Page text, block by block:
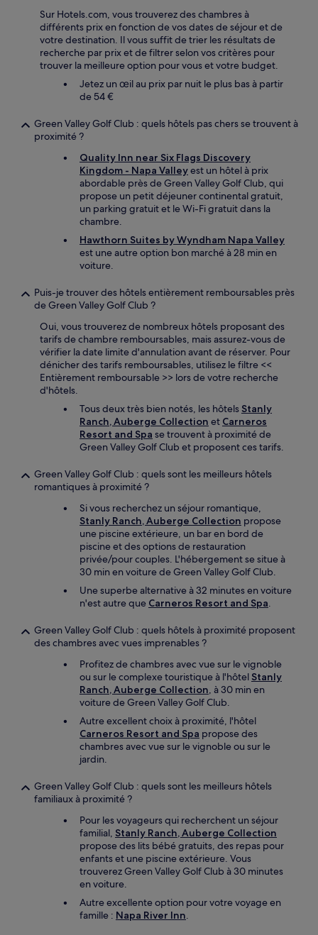
Sur Hotels.com, vous trouverez des chambres à
différents prix en fonction de vos dates de séjour et de
votre destination. Il vous suffit de trier les résultats de
recherche par prix et de filtrer selon vos critères pour
trouver la meilleure option pour vous et votre budget.
Jetez un œil au prix par nuit le plus bas à partir
de 54 €
Green Valley Golf Club : quels hôtels pas chers se trouvent à
proximité ?
Quality Inn near Six Flags Discovery
Kingdom - Napa Valleyest un hôtel à prix
abordable près de Green Valley Golf Club, qui
propose un petit déjeuner continental gratuit,
un parking gratuit et le Wi-Fi gratuit dans la
chambre.
Hawthorn Suites by Wyndham Napa Valley
est une autre option bon marché à 28 min en
voiture.
Puis-je trouver des hôtels entièrement remboursables près
de Green Valley Golf Club ?
Oui, vous trouverez de nombreux hôtels proposant des
tarifs de chambre remboursables, mais assurez-vous de
vérifier la date limite d'annulation avant de réserver. Pour
dénicher des tarifs remboursables, utilisez le filtre <<
Entièrement remboursable >> lors de votre recherche
d'hôtels.
Tous deux très bien notés, les hôtels Stanly
Ranch, Auberge Collection et Carneros
Resort and Spa se trouvent à proximité de
Green Valley Golf Club et proposent ces tarifs.
Green Valley Golf Club : quels sont les meilleurs hôtels
romantiques à proximité ?
Si vous recherchez un séjour romantique,
Stanly Ranch, Auberge Collection propose
une piscine extérieure, un bar en bord de
piscine et des options de restauration
privée/pour couples. L'hébergement se situe à
30 min en voiture de Green Valley Golf Club.
Une superbe alternative à 32 minutes en voiture
n'est autre que Carneros Resort and Spa.
Green Valley Golf Club : quels hôtels à proximité proposent
des chambres avec vues imprenables ?
Profitez de chambres avec vue sur le vignoble
ou sur le complexe touristique à l'hôtel Stanly
Ranch, Auberge Collection, à 30 min en
voiture de Green Valley Golf Club.
Autre excellent choix à proximité, l'hôtel
Carneros Resort and Spa propose des
chambres avec vue sur le vignoble ou sur le
jardin.
Green Valley Golf Club : quels sont les meilleurs hôtels
familiaux à proximité ?
Pour les voyageurs qui recherchent un séjour
familial, Stanly Ranch, Auberge Collection
propose des lits bébé gratuits, des repas pour
enfants et une piscine extérieure. Vous
trouverez Green Valley Golf Club à 30 minutes
en voiture.
Autre excellente option pour votre voyage en
famille : Napa River Inn.